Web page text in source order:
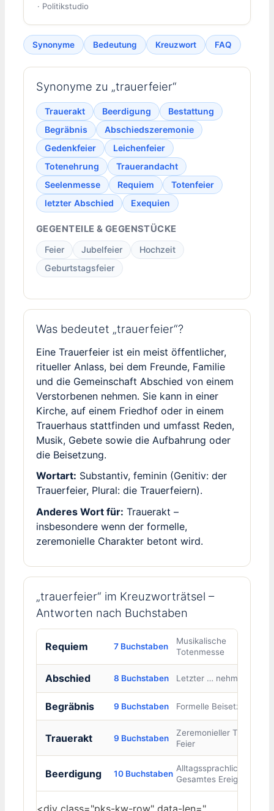
· Politikstudio
Synonyme Bedeutung Kreuzwort FAQ
Synonyme zu „trauerfeier“
Trauerakt Beerdigung
Bestattung
Begräbnis
Abschiedszeremonie
Gedenkfeier
Leichenfeier
Totenehrung
Trauerandacht
Seelenmesse
Requiem
Totenfeier
letzter Abschied
Exequien
GEGENTEILE & GEGENSTÜCKE
Feier Jubelfeier
Hochzeit
Geburtstagsfeier
Was bedeutet „trauerfeier“?
Eine Trauerfeier ist ein meist öffentlicher,
ritueller Anlass, bei dem Freunde, Familie
und die Gemeinschaft Abschied von einem
Verstorbenen nehmen. Sie kann in einer
Kirche, auf einem Friedhof oder in einem
Trauerhaus stattfinden und umfasst Reden,
Musik, Gebete sowie die Aufbahrung oder
die Beisetzung.
Wortart: Substantiv, feminin (Genitiv: der
Trauerfeier, Plural: die Trauerfeiern).
Anderes Wort für: Trauerakt –
insbesondere wenn der formelle,
zeremonielle Charakter betont wird.
„trauerfeier“ im Kreuzworträtsel –
Antworten nach Buchstaben
Requiem 7 Buchstaben
Musikalische
Totenmesse
Abschied 8 Buchstaben Letzter … nehmen
Begräbnis 9 Buchstaben Formelle Beisetzung
Trauerakt 9 Buchstaben
Zeremonieller Teil der
Feier
Beerdigung 10 Buchstaben
Alltagssprachlich:
Gesamtes Ereignis
<div class="pks-kw-row" data-len="